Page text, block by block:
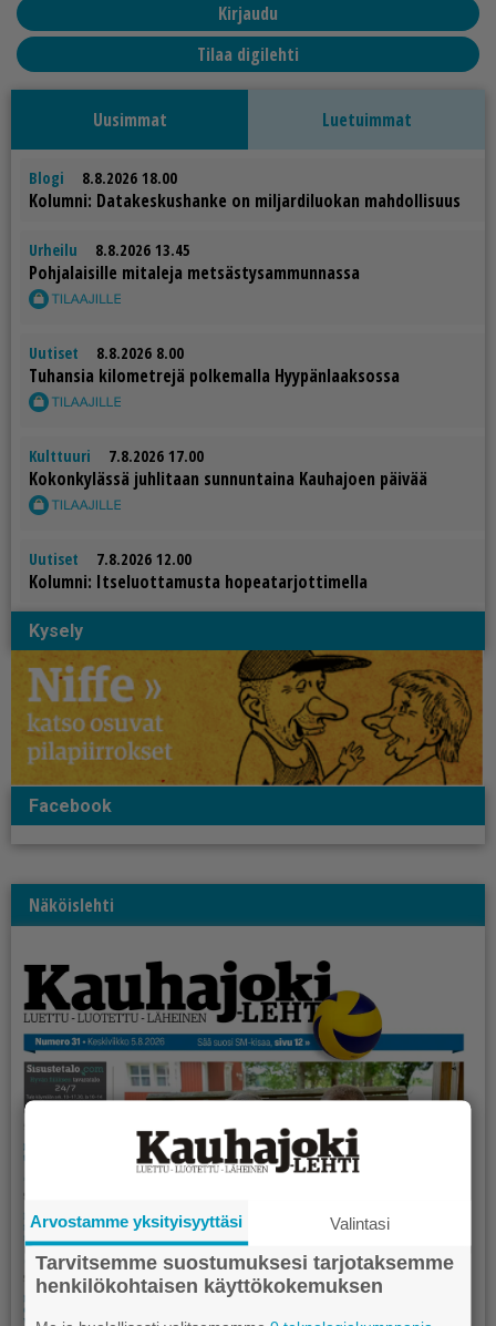
Kirjaudu
Tilaa digilehti
Uusimmat Luetuimmat
Blogi 8.8.2026 18.00
Ko­lum­ni: Da­ta­kes­kus­han­ke on mil­jar­di­luo­kan mah­dol­li­suus
Urheilu 8.8.2026 13.45
Poh­ja­lai­sil­le mi­ta­le­ja met­säs­ty­sam­mun­nas­sa
Uutiset 8.8.2026 8.00
Tu­han­sia ki­lo­met­re­jä pol­ke­mal­la Hyy­pän­laak­sos­sa
Kulttuuri 7.8.2026 17.00
Ko­kon­ky­läs­sä juh­li­taan sun­nun­tai­na Kau­ha­jo­en päi­vää
Uutiset 7.8.2026 12.00
Ko­lum­ni: It­se­luot­ta­mus­ta ho­pe­a­tar­jot­ti­mel­la
Kysely
Facebook
Näköislehti
Arvostamme yksityisyyttäsi Valintasi
Tarvitsemme suostumuksesi tarjotaksemme
henkilökohtaisen käyttökokemuksen